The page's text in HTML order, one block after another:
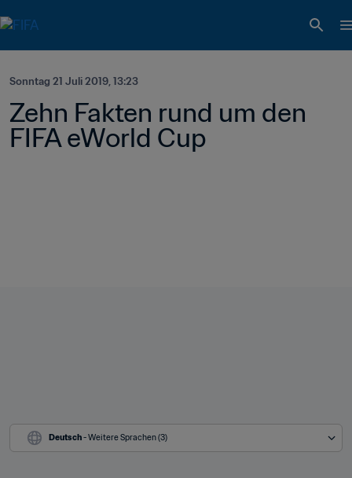
Sonntag 21 Juli 2019, 13:23
Zehn Fakten rund um den
FIFA eWorld Cup
Deutsch - Weitere Sprachen (3)